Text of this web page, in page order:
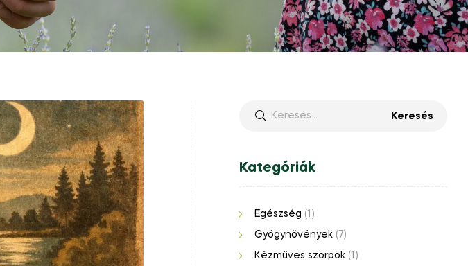
Kategóriák
Egészség (1)
Gyógynövények(7)
Kézműves szörpök(1)